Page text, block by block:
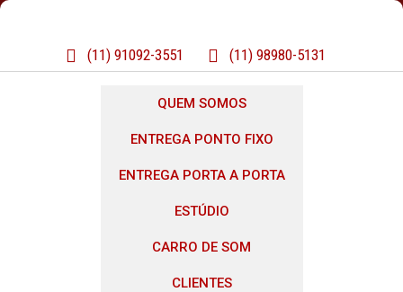
(11) 91092-3551 (11) 98980-5131
QUEM SOMOS
ENTREGA PONTO FIXO
ENTREGA PORTA A PORTA
ESTÚDIO
CARRO DE SOM
CLIENTES